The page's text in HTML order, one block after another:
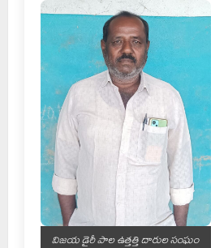
విజయ డైరీ పాల ఉత్తత్తి దారుల సంఘం